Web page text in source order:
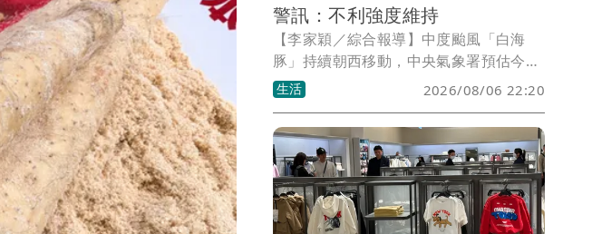
警訊：不利強度維持
【李家穎／綜合報導】中度颱風「白海
豚」持續朝西移動，中央氣象署預估今
（6日）晚起外圍雲系將逐漸接近台灣。
前中央氣象局長鄭明典就在臉書分享海溫
與洋流分析圖指出，白海豚一路行經海域
已攪動冷海水，不過接近沖繩時，將通過
由黑潮維持的高海洋熱容區，過去曾有不
少颱風因此對流增強，未來強度變化仍值
得持續觀察。
生活 2026/08/06 22:20